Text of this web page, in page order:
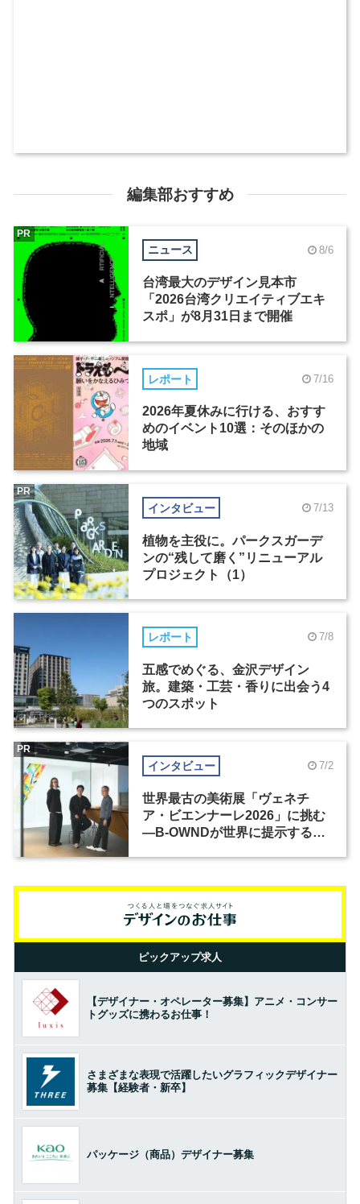
編集部おすすめ
ニュース 8/6
台湾最大のデザイン見本市
「2026台湾クリエイティブエキ
スポ」が8月31日まで開催
PR
レポート 7/16
2026年夏休みに行ける、おすす
めのイベント10選：そのほかの
地域
インタビュー 7/13
植物を主役に。パークスガーデ
ンの“残して磨く”リニューアル
プロジェクト（1）
PR
レポート 7/8
五感でめぐる、金沢デザイン
旅。建築・工芸・香りに出会う4
つのスポット
インタビュー 7/2
世界最古の美術展「ヴェネチ
ア・ビエンナーレ2026」に挑む
―B-OWNDが世界に提示する美
PR
ピックアップ求人
【デザイナー・オペレーター募集】アニメ・コンサー
トグッズに携わるお仕事！
さまざまな表現で活躍したいグラフィックデザイナー
募集【経験者・新卒】
パッケージ（商品）デザイナー募集